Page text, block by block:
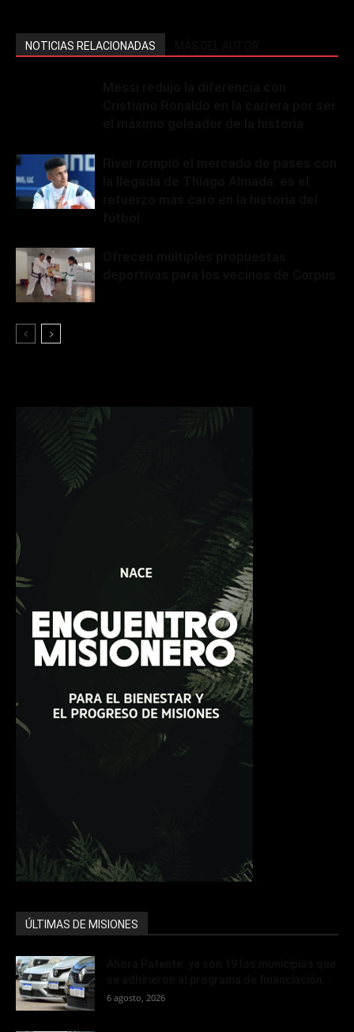
NOTICIAS RELACIONADAS
ÚLTIMAS DE MISIONES
6 agosto, 2026